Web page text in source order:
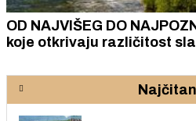
OD NAJVIŠEG DO
koje otkrivaju različitost